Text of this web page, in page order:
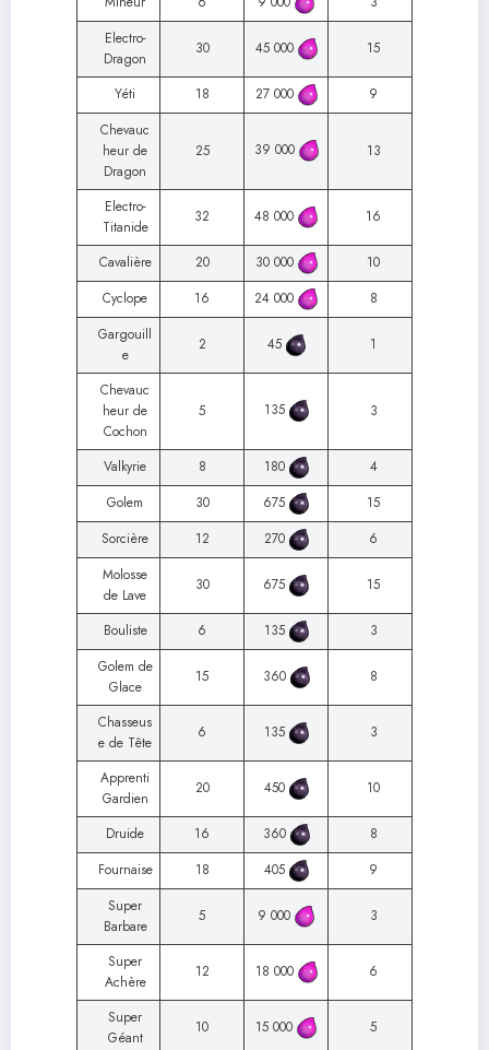
Electro-
Dragon
30 45 000 15
Yéti 18 27 000
9
Chevauc
heur de
Dragon
25 39 000 13
Electro-
Titanide
32 48 000 16
Cavalière 20 30 000
10
Cyclope
16 24 000
8
Gargouill
e
2 45 1
Chevauc
heur de
Cochon
5 135 3
Valkyrie 8 180
4
Golem
30 675
15
Sorcière
12 270
6
Molosse
de Lave
30 675 15
Bouliste 6 135
3
Golem de
Glace
15 360 8
Chasseus
e de Tête
6 135 3
Apprenti
Gardien
20 450 10
Druide 16 360
8
Fournaise
18 405
9
Super
Barbare
5 9 000 3
Super
Achère
12 18 000 6
Super
Géant
10 15 000 5